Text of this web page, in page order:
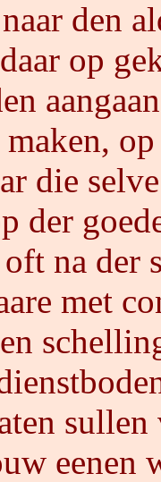
den
op
die
der
na der
met
eenen